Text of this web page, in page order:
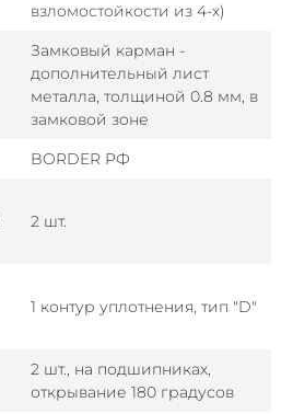
взломостойкости из 4-х)
Замковый карман -
дополнительный лист
металла, толщиной 0.8 мм, в
замковой зоне
BORDER РФ
2 шт.
1 контур уплотнения, тип "D"
2 шт., на подшипниках,
открывание 180 градусов